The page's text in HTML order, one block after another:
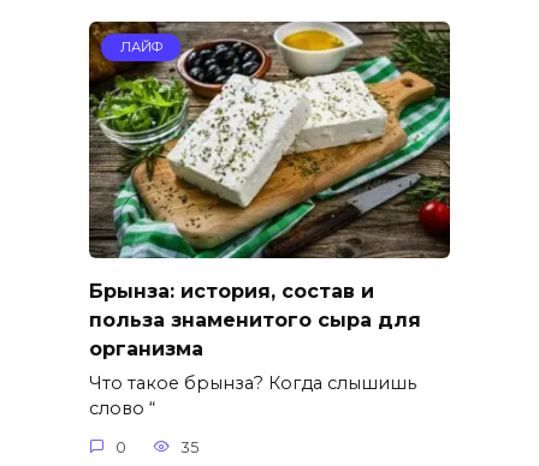
ЛАЙФ
Брынза: история, состав и
польза знаменитого сыра для
организма
Что такое брынза? Когда слышишь
слово “
0 35